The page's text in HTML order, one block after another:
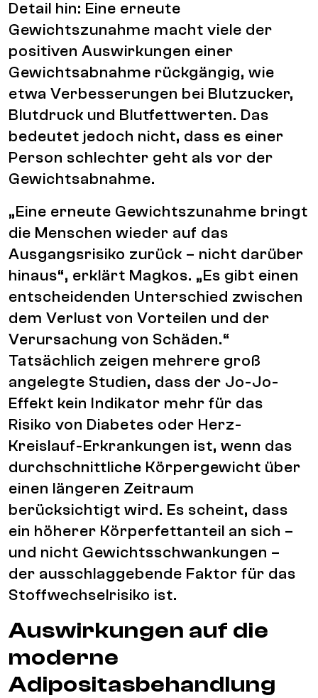
Detail hin: Eine erneute
Gewichtszunahme macht viele der
positiven Auswirkungen einer
Gewichtsabnahme rückgängig, wie
etwa Verbesserungen bei Blutzucker,
Blutdruck und Blutfettwerten. Das
bedeutet jedoch nicht, dass es einer
Person schlechter geht als vor der
Gewichtsabnahme.
„Eine erneute Gewichtszunahme bringt
die Menschen wieder auf das
Ausgangsrisiko zurück – nicht darüber
hinaus“, erklärt Magkos. „Es gibt einen
entscheidenden Unterschied zwischen
dem Verlust von Vorteilen und der
Verursachung von Schäden.“
Tatsächlich zeigen mehrere groß
angelegte Studien, dass der Jo-Jo-
Effekt kein Indikator mehr für das
Risiko von Diabetes oder Herz-
Kreislauf-Erkrankungen ist, wenn das
durchschnittliche Körpergewicht über
einen längeren Zeitraum
berücksichtigt wird. Es scheint, dass
ein höherer Körperfettanteil an sich –
und nicht Gewichtsschwankungen –
der ausschlaggebende Faktor für das
Stoffwechselrisiko ist.
Auswirkungen auf die
moderne
Adipositasbehandlung